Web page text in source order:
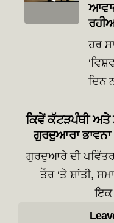
ਹਰ
ਦਿਨ
ਕਿਵੇਂ ਕੱਟੜਪੰਥੀ ਅਤੇ
ਗੁਰਦੁਆਰਾ
ਗੁਰਦੁਆਰੇ ਦੀ
ਤੌਰ ‘ਤੇ ਸ਼ਾਂਤੀ,
ਇਕ